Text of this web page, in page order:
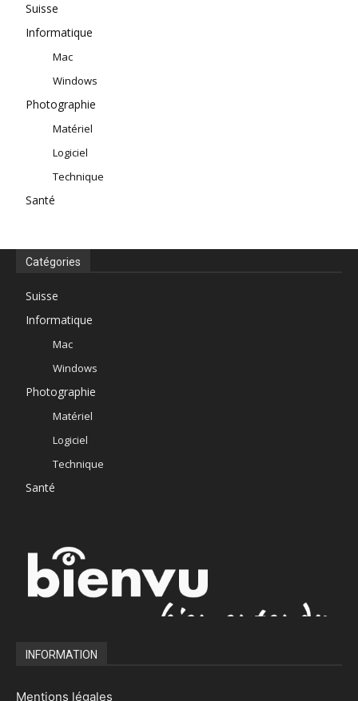
Suisse
Informatique
Mac
Windows
Photographie
Matériel
Logiciel
Technique
Santé
Catégories
Suisse
Informatique
Mac
Windows
Photographie
Matériel
Logiciel
Technique
Santé
INFORMATION
Mentions légales